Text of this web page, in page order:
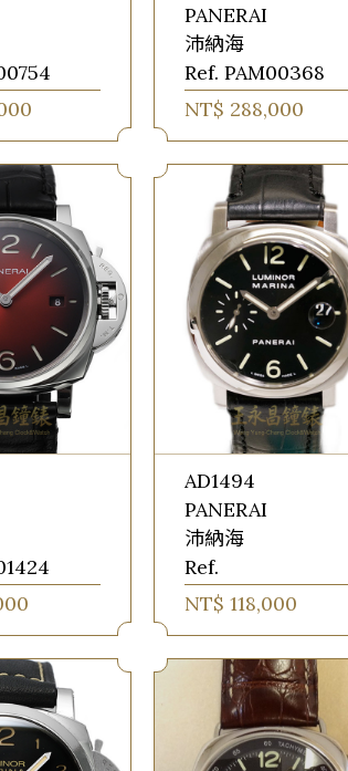
PANERAI
沛納海
Ref. PAM00368
NT$ 288,000
AD1494
PANERAI
沛納海
Ref.
NT$ 118,000